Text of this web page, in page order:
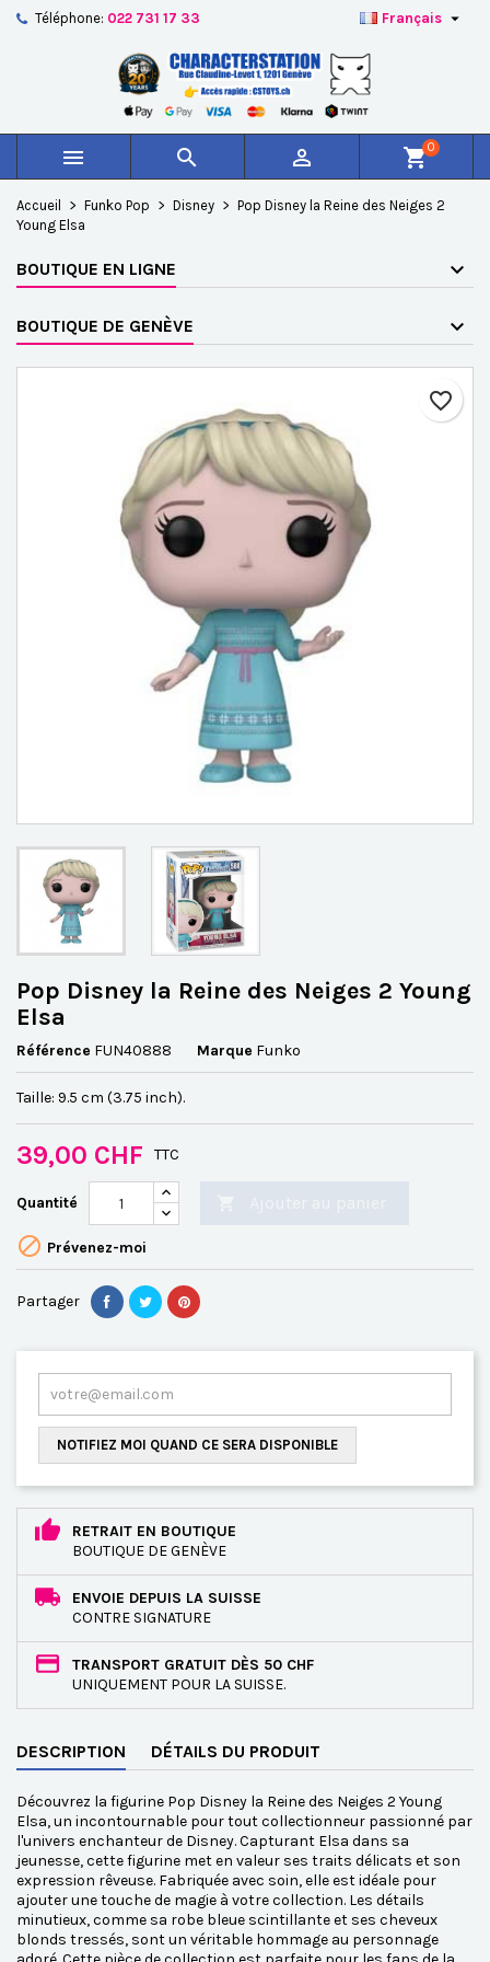
Téléphone: 022 731 17 33 Français 
   shopping_cart0
Accueil Funko Pop Disney
Pop Disney la Reine des Neiges 2
Young Elsa
BOUTIQUE EN LIGNE
BOUTIQUE DE GENÈVE
favorite_border
Pop Disney la Reine des Neiges 2 Young
Elsa
Référence FUN40888 Marque Funko
Taille: 9.5 cm (3.75 inch).
39,00 CHF TTC
Quantité
 Prévenez-moi
Partager
NOTIFIEZ MOI QUAND CE SERA DISPONIBLE
RETRAIT EN BOUTIQUE
BOUTIQUE DE GENÈVE
ENVOIE DEPUIS LA SUISSE
CONTRE SIGNATURE
TRANSPORT GRATUIT DÈS 50 CHF
UNIQUEMENT POUR LA SUISSE.
DESCRIPTION DÉTAILS DU PRODUIT
Découvrez la figurine Pop Disney la Reine des Neiges 2 Young
Elsa, un incontournable pour tout collectionneur passionné par
l'univers enchanteur de Disney. Capturant Elsa dans sa
jeunesse, cette figurine met en valeur ses traits délicats et son
expression rêveuse. Fabriquée avec soin, elle est idéale pour
ajouter une touche de magie à votre collection. Les détails
minutieux, comme sa robe bleue scintillante et ses cheveux
blonds tressés, sont un véritable hommage au personnage
Créer une nouvelle liste
Nom de la liste d'envies
Annuler Créer une liste d'envies
Vous devez être connecté pour ajouter des produits à
votre liste d'envies.